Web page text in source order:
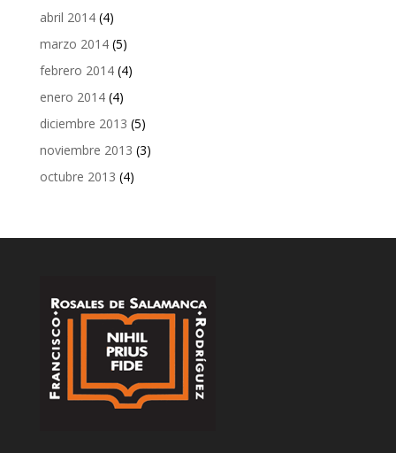
abril 2014(4)
marzo 2014(5)
febrero 2014(4)
enero 2014(4)
diciembre 2013 (5)
noviembre 2013 (3)
octubre 2013 (4)